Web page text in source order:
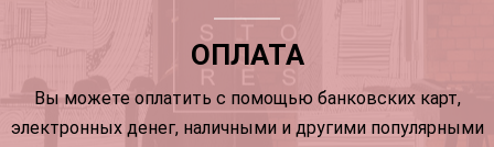
ОПЛАТА
Вы можете оплатить с помощью банковских карт,
электронных денег, наличными и другими популярными